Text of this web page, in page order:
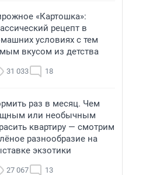
«Картошка»:
рецепт в
условиях с тем
вкусом из детства
31 033 18
раз в месяц. Чем
или необычным
квартиру — смотрим
разнообразие на
экзотики
27 067 13